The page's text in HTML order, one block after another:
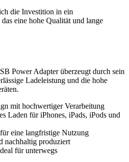
die Investition in ein
eine hohe Qualität und lange
Power Adapter überzeugt durch sein
Ladeleistung und die hohe
mit hochwertiger Verarbeitung
Laden für iPhones, iPads, iPods und
eine langfristige Nutzung
nachhaltig produziert
für unterwegs